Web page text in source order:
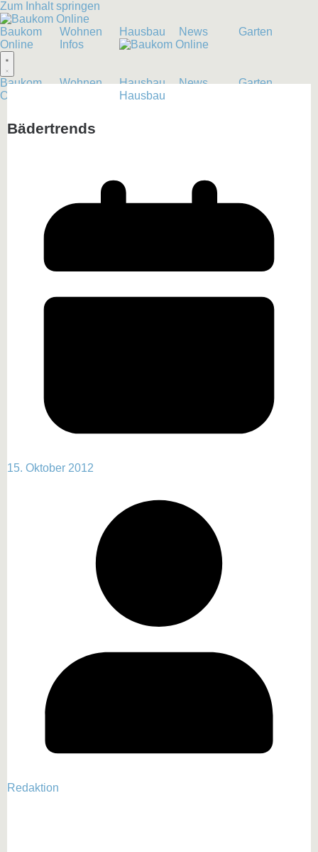
Zum Inhalt springen
Baukom
Online
Wohnen Hausbau News
Garten
Infos
Baukom
Online
Wohnen Hausbau News
Garten
Hausbau
Bädertrends
15. Oktober 2012
Redaktion